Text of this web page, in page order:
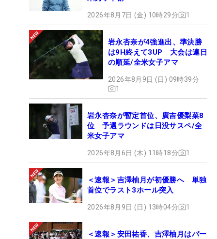
2026年8月7日 (金) 10時29分 1
岩永杏奈が4強進出、準決勝
は9H終えて3UP 大会は連日
の順延/全米女子アマ
2026年8月9日 (日) 09時39分
1
岩永杏奈が暫定首位、廣吉優梨菜8
位 予選ラウンドは日没サスペ/全
米女子アマ
2026年8月6日 (木) 11時18分 1
＜速報＞吉澤柚月が初優勝へ 単独
首位でラスト3ホール突入
2026年8月9日 (日) 13時04分 1
＜速報＞安田祐香、吉澤柚月はパー